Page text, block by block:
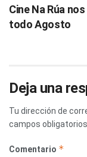
Cine Na Rúa
todo Agosto
Deja una
Tu dirección de
campos
Comentario *